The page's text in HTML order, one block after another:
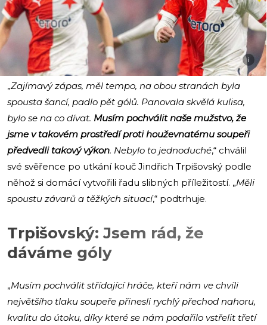
i
„Zajímavý zápas, měl tempo, na obou stranách byla
spousta šancí, padlo pět gólů. Panovala skvělá kulisa,
bylo se na co dívat. Musím pochválit naše mužstvo, že
jsme v takovém prostředí proti houževnatému soupeři
předvedli takový výkon. Nebylo to jednoduché,“ chválil
své svěřence po utkání kouč Jindřich Trpišovský podle
něhož si domácí vytvořili řadu slibných příležitostí. „Měli
spoustu závarů a těžkých situací,“ podtrhuje.
Trpišovský: Jsem rád, že
dáváme góly
„Musím pochválit střídající hráče, kteří nám ve chvíli
největšího tlaku soupeře přinesli rychlý přechod nahoru,
kvalitu do útoku, díky které se nám podařilo vstřelit třetí